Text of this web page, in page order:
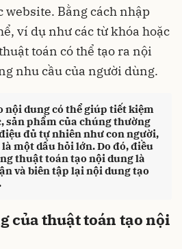
website. Bằng cách nhập
ví dụ như các từ khóa hoặc
toán có thể tạo ra nội
nhu cầu của người dùng.
nội dung có thể giúp tiết kiệm
sản phẩm của chúng thường
đủ tự nhiên như con người,
một dấu hỏi lớn. Do đó, điều
thuật toán tạo nội dung là
và biên tập lại nội dung tạo
của thuật toán tạo nội